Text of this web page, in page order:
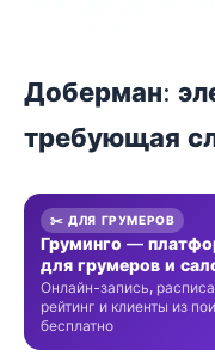
Доберман:
требующая
✂️ ДЛЯ ГРУМЕРОВ
Груминго —
для грумеров и
Онлайн-запись,
рейтинг и клиенты из
бесплатно